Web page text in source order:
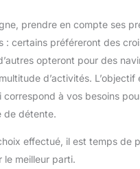
prendre en compte ses
: certains préféreront des
opteront pour des
d’activités.
correspond à vos besoins
de détente.
effectué, il est temps de
le meilleur parti.